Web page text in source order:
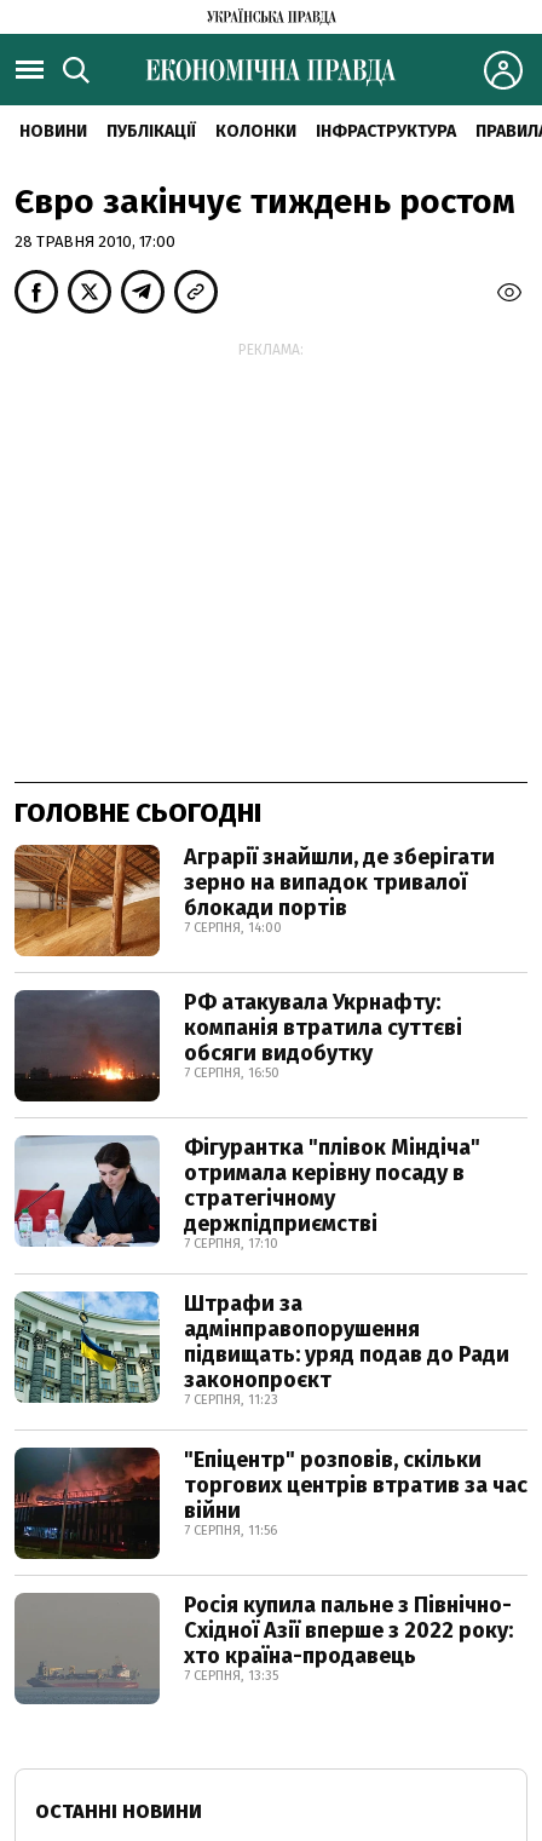
НОВИНИ ПУБЛІКАЦІЇ КОЛОНКИ ІНФРАСТРУКТУРА
Євро закінчує тиждень ростом
28 ТРАВНЯ 2010, 17:00
РЕКЛАМА:
ГОЛОВНЕ СЬОГОДНІ
Аграрії знайшли, де зберігати
зерно на випадок тривалої
блокади портів
7 СЕРПНЯ, 14:00
РФ атакувала Укрнафту:
компанія втратила суттєві
обсяги видобутку
7 СЕРПНЯ, 16:50
Фігурантка "плівок Міндіча"
отримала керівну посаду в
стратегічному
держпідприємстві
7 СЕРПНЯ, 17:10
Штрафи за
адмінправопорушення
підвищать: уряд подав до Ради
законопроєкт
7 СЕРПНЯ, 11:23
"Епіцентр" розповів, скільки
торгових центрів втратив за час
війни
7 СЕРПНЯ, 11:56
Росія купила пальне з Північно-
Східної Азії вперше з 2022 року:
хто країна-продавець
7 СЕРПНЯ, 13:35
ОСТАННІ НОВИНИ